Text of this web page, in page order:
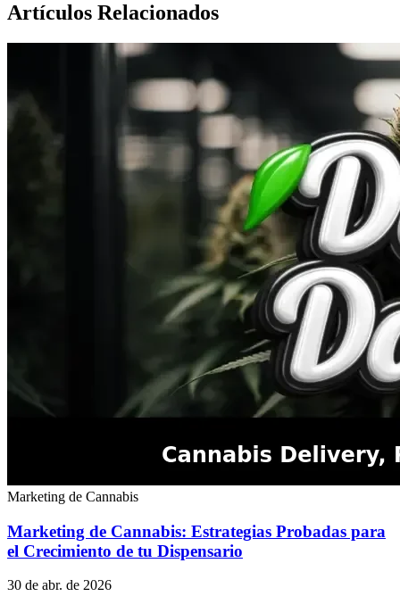
Artículos Relacionados
Marketing de Cannabis
Marketing de Cannabis: Estrategias Probadas para
el Crecimiento de tu Dispensario
30 de abr. de 2026